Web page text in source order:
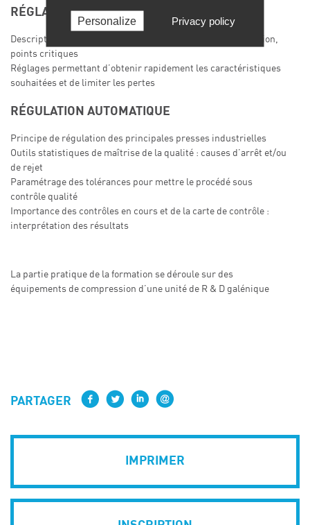
RÉGLAGES DE LA PRESSE À COMPRIMER
Description technique de la presse et du cycle de compression,
points critiques
Réglages permettant d’obtenir rapidement les caractéristiques
souhaitées et de limiter les pertes
RÉGULATION AUTOMATIQUE
Principe de régulation des principales presses industrielles
Outils statistiques de maîtrise de la qualité : causes d’arrêt et/ou
de rejet
Paramétrage des tolérances pour mettre le procédé sous
contrôle qualité
Importance des contrôles en cours et de la carte de contrôle :
interprétation des résultats
La partie pratique de la formation se déroule sur des
équipements de compression d’une unité de R & D galénique
PARTAGER
IMPRIMER
Personalize Privacy policy